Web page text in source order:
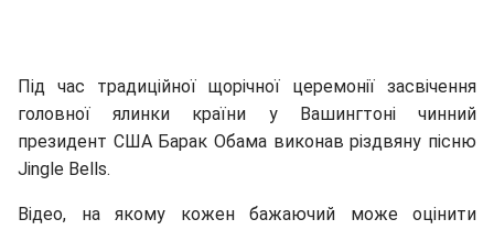
Під час традиційної щорічної церемонії засвічення
головної ялинки країни у Вашингтоні чинний
президент США Барак Обама виконав різдвяну пісню
Jingle Bells.
Відео, на якому кожен бажаючий може оцінити